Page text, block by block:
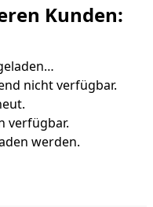
Kunden:
nicht verfügbar.
verfügbar.
werden.